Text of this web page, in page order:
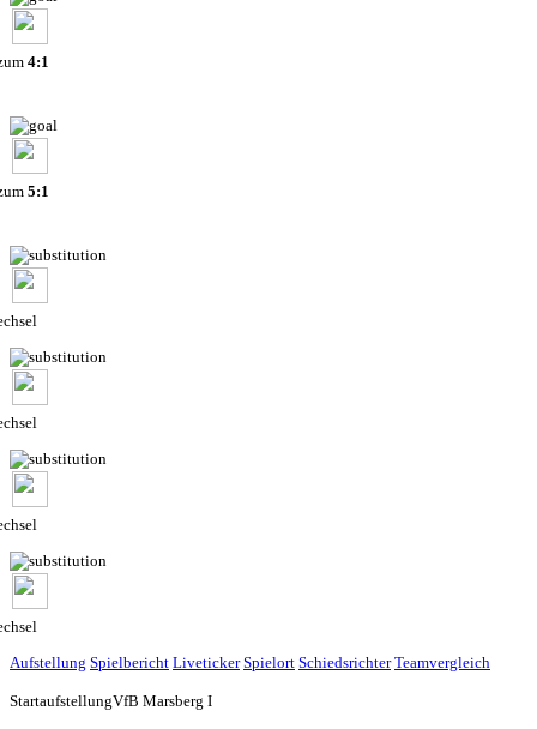
4:1
5:1
Aufstellung Spielbericht Liveticker Spielort Schiedsrichter Teamvergleich
StartaufstellungVfB Marsberg I